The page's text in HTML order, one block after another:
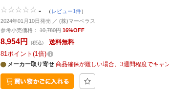
- （ レビュー1件）
2024年01月10日発売 ／ (株)マーベラス
参考小売価格：
10,780円 16%OFF
8,954円 (税込)
送料無料
81 ポイント 1倍
メーカー取り寄せ 商品確保が難しい場合、3週間程度でキャ